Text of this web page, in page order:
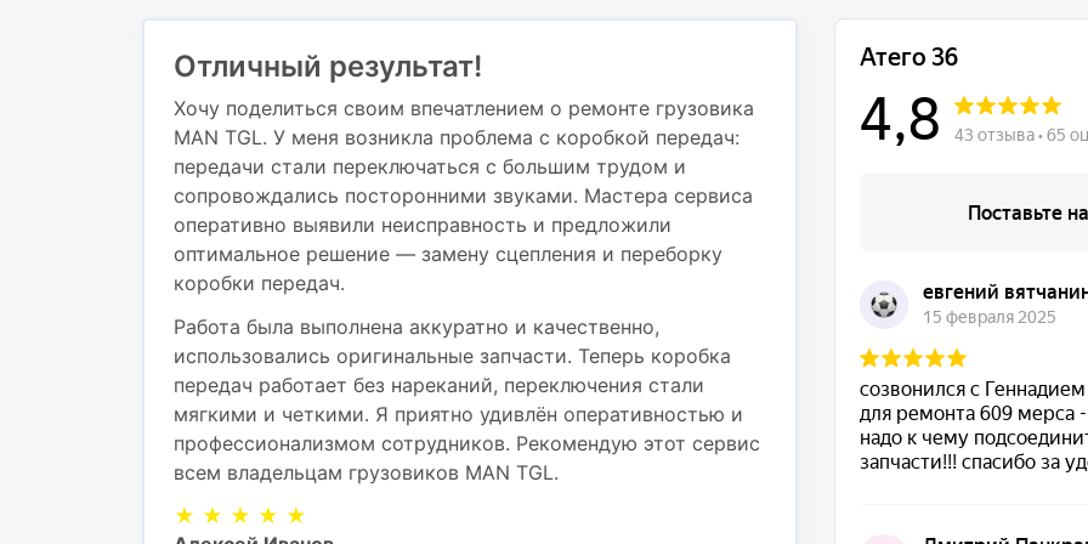
Отличный результат!
Хочу поделиться своим впечатлением о ремонте грузовика
MAN TGL. У меня возникла проблема с коробкой передач:
передачи стали переключаться с большим трудом и
сопровождались посторонними звуками. Мастера сервиса
оперативно выявили неисправность и предложили
оптимальное решение — замену сцепления и переборку
коробки передач.
Работа была выполнена аккуратно и качественно,
использовались оригинальные запчасти. Теперь коробка
передач работает без нареканий, переключения стали
мягкими и четкими. Я приятно удивлён оперативностью и
профессионализмом сотрудников. Рекомендую этот сервис
всем владельцам грузовиков MAN TGL.
★ ★ ★ ★ ★
деталям
Недавно обращался в
частью. При
вибрация на рулевом
подвески — пришлось
также провести
Работы были
использовали
выполненные работы.
стабильно, никаких
Большое спасибо за